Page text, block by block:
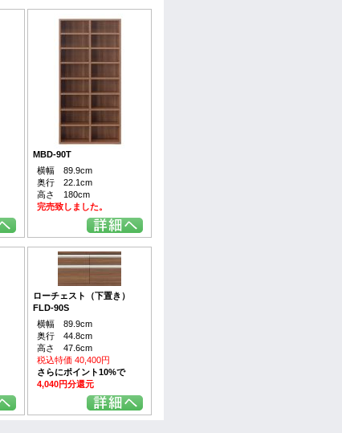
MBD-90T
横幅 89.9cm
奥行 22.1cm
高さ 180cm
完売致しました。
ローチェスト（下置き）
FLD-90S
横幅 89.9cm
奥行 44.8cm
高さ 47.6cm
税込特価 40,400円
さらにポイント10%で
4,040円分還元